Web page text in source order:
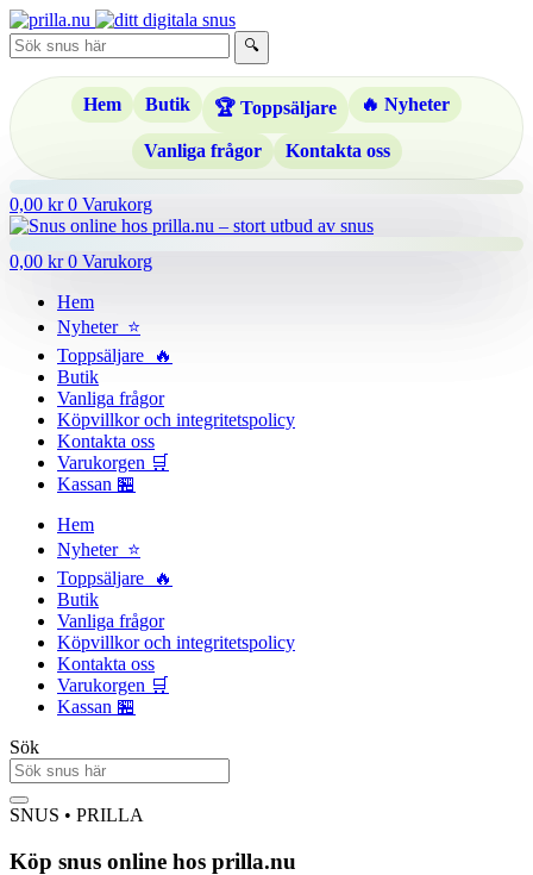
Hoppa
till
innehåll
🔍
Hem Butik 🏆 Toppsäljare 🔥 Nyheter
Vanliga frågor Kontakta oss
0,00 kr 0 Varukorg
0,00 kr 0 Varukorg
Hem
Nyheter ⭐
Toppsäljare 🔥
Butik
Vanliga frågor
Köpvillkor och integritetspolicy
Kontakta oss
Varukorgen 🛒
Kassan 🏪
Hem
Nyheter ⭐
Toppsäljare 🔥
Butik
Vanliga frågor
Köpvillkor och integritetspolicy
Kontakta oss
Varukorgen 🛒
Kassan 🏪
Sök
SNUS • PRILLA
Köp snus online hos prilla.nu